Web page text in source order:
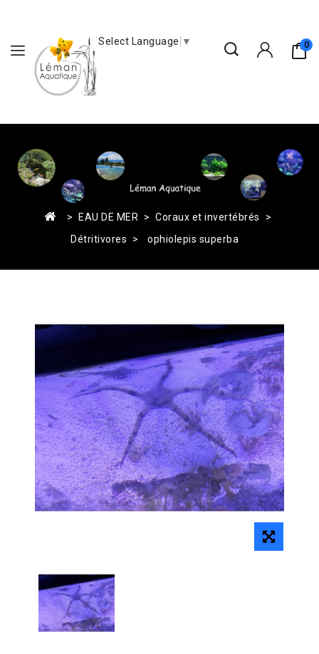
0
Select Language ▼
EAU DE MER
Coraux et invertébrés
Détritivores
ophiolepis superba